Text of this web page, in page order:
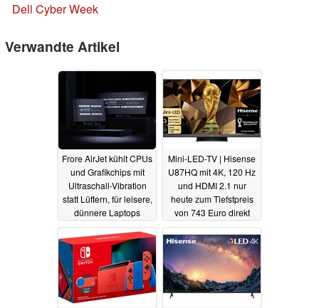
Dell Cyber Week
Verwandte Artikel
Frore AirJet kühlt CPUs
und Grafikchips mit
Ultraschall-Vibration
statt Lüftern, für leisere,
dünnere Laptops
Mini-LED-TV | Hisense
U87HQ mit 4K, 120 Hz
und HDMI 2.1 nur
heute zum Tiefstpreis
von 743 Euro direkt
02.12.2022